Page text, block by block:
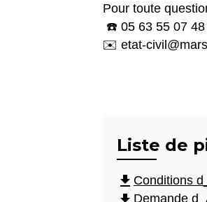
Pour toute
☎️ 05 63 55 07 48
✉️ etat-
Liste de
file_download Conditions
Demande